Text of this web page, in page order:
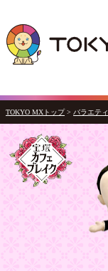
TOKYO MXトップ > バラエティ